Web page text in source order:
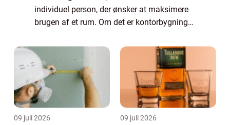
individuel person, der ønsker at maksimere
brugen af et rum. Om det er kontorbygninger,
hjem, så kan dygtig space planning væ...
09 juli 2026 09 juli 2026